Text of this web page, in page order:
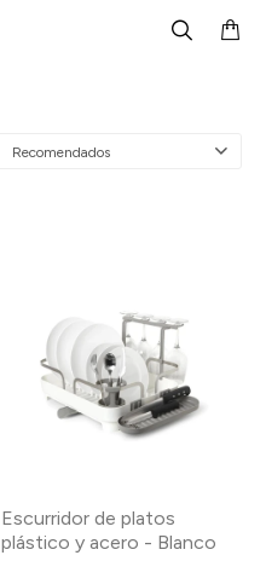
Recomendados
Escurridor de platos
plástico y acero - Blanco